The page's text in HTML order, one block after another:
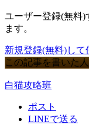
ユーザー登録(無料)
ます。
新規登録(無料)して
この記事を書いた人
白猫攻略班
ポスト
LINEで送る